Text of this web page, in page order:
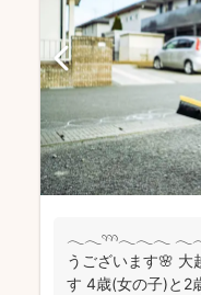
𓂃𓂃𓄺𓂃𓂃𓂃
うございます🌸 大
す 4歳(女の子)と2